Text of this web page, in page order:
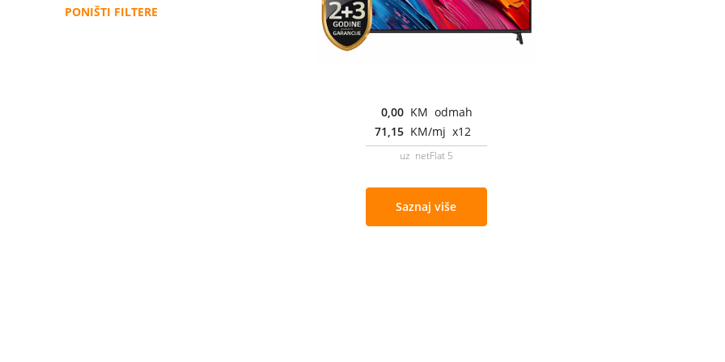
PONIŠTI FILTERE
0,00 KM odmah
71,15 KM/mj x12
uz netFlat 5
Saznaj više